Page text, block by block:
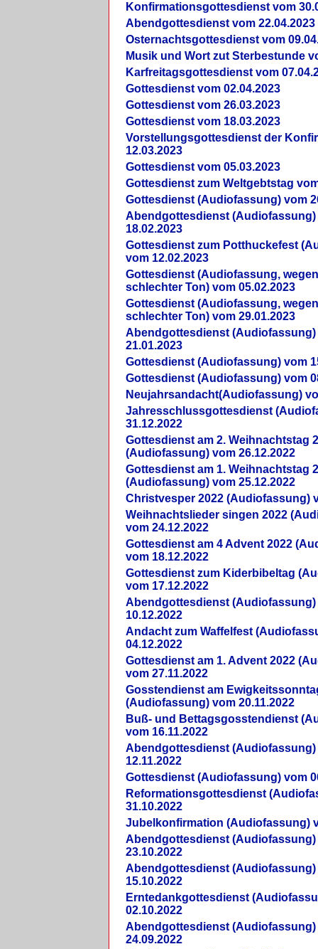
Konfirmationsgottesdienst vom
Abendgottesdienst vom 22.04.2023
Osternachtsgottesdienst vom
Musik und Wort zut Sterbestunde
Karfreitagsgottesdienst vom
Gottesdienst vom 02.04.2023
Gottesdienst vom 26.03.2023
Gottesdienst vom 18.03.2023
Vorstellungsgottesdienst der
12.03.2023
Gottesdienst vom 05.03.2023
Gottesdienst zum Weltgebtstag
Gottesdienst (Audiofassung) vom
Abendgottesdienst (Audiofassung)
18.02.2023
Gottesdienst zum Potthuckefest
vom 12.02.2023
Gottesdienst (Audiofassung,
schlechter Ton) vom 05.02.2023
Gottesdienst (Audiofassung,
schlechter Ton) vom 29.01.2023
Abendgottesdienst (Audiofassung)
21.01.2023
Gottesdienst (Audiofassung) vom
Gottesdienst (Audiofassung) vom
Neujahrsandacht(Audiofassung)
Jahresschlussgottesdienst
31.12.2022
Gottesdienst am 2. Weihnachtstag
(Audiofassung) vom 26.12.2022
Gottesdienst am 1. Weihnachtstag
(Audiofassung) vom 25.12.2022
Christvesper 2022 (Audiofassung)
Weihnachtslieder singen 2022
vom 24.12.2022
Gottesdienst am 4 Advent 2022
vom 18.12.2022
Gottesdienst zum Kiderbibeltag
vom 17.12.2022
Abendgottesdienst (Audiofassung)
10.12.2022
Andacht zum Waffelfest
04.12.2022
Gottesdienst am 1. Advent 2022
vom 27.11.2022
Gosstendienst am
(Audiofassung) vom 20.11.2022
Buß- und Bettagsgosstendienst
vom 16.11.2022
Abendgottesdienst (Audiofassung)
12.11.2022
Gottesdienst (Audiofassung) vom
Reformationsgottesdienst
31.10.2022
Jubelkonfirmation (Audiofassung)
Abendgottesdienst (Audiofassung)
23.10.2022
Abendgottesdienst (Audiofassung)
15.10.2022
Erntedankgottesdienst
02.10.2022
Abendgottesdienst (Audiofassung)
24.09.2022